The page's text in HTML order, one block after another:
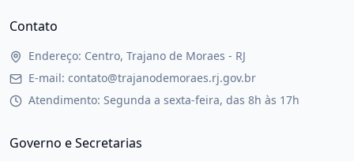
Contato
Endereço: Centro, Trajano de Moraes - RJ
E-mail: contato@trajanodemoraes.rj.gov.br
Atendimento: Segunda a sexta-feira, das 8h às 17h
Governo e Secretarias